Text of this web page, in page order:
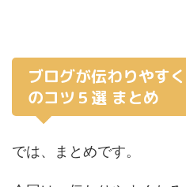
ブログが伝わりやす
のコツ５選 まとめ
では、まとめです。